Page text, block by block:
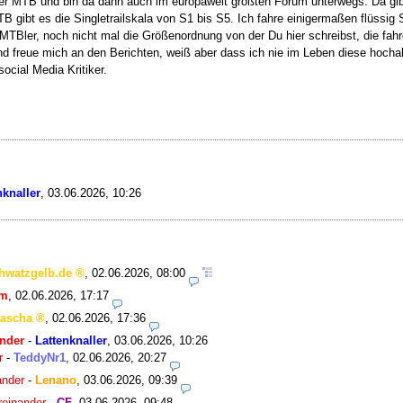
gibt es die Singletrailskala von S1 bis S5. Ich fahre einigermaßen flüssig
noch nicht mal die Größenordnung von der Du hier schreibst, die
mich an den Berichten, weiß aber dass ich nie im Leben diese
Media Kritiker.
, 03.06.2026, 10:26
, 02.06.2026, 08:00
, 02.06.2026, 17:17
, 02.06.2026, 17:36
- Lattenknaller, 03.06.2026, 10:26
- TeddyNr1, 02.06.2026, 20:27
- Lenano, 03.06.2026, 09:39